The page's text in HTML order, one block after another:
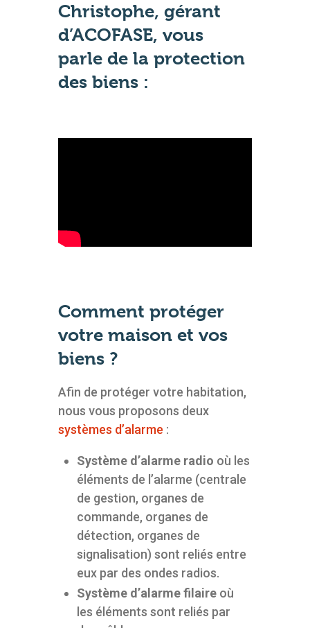
Christophe, gérant
d’ACOFASE, vous
parle de la protection
des biens :
Comment protéger
votre maison et vos
biens ?
Afin de protéger votre habitation,
nous vous proposons deux
systèmes d’alarme :
Système d’alarme radio où les
éléments de l’alarme (centrale
de gestion, organes de
commande, organes de
détection, organes de
signalisation) sont reliés entre
eux par des ondes radios.
Système d’alarme filaire où
les éléments sont reliés par